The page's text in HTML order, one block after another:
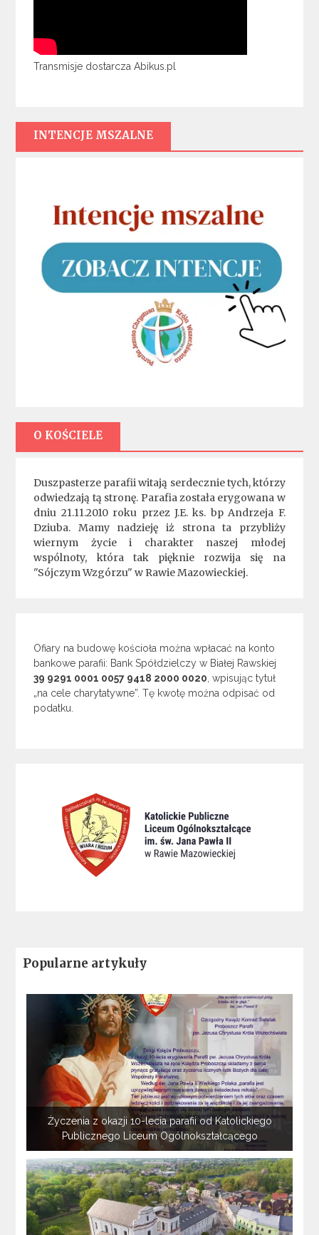
Transmisje dostarcza Abikus.pl
INTENCJE MSZALNE
O KOŚCIELE
Duszpasterze parafii witają serdecznie tych, którzy
odwiedzają tą stronę. Parafia została erygowana w
dniu 21.11.2010 roku przez J.E. ks. bp Andrzeja F.
Dziuba. Mamy nadzieję iż strona ta przybliży
wiernym życie i charakter naszej młodej
wspólnoty, która tak pięknie rozwija się na
"Sójczym Wzgórzu" w Rawie Mazowieckiej.
Ofiary na budowę kościoła można wpłacać na konto
bankowe parafii: Bank Spółdzielczy w Białej Rawskiej
39 9291 0001 0057 9418 2000 0020, wpisując tytuł
„na cele charytatywne”. Tę kwotę można odpisać od
podatku.
Popularne artykuły
Życzenia z okazji 10-lecia parafii od Katolickiego
Publicznego Liceum Ogólnokształcącego